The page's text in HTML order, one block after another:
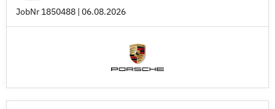
JobNr 1850488 | 06.08.2026